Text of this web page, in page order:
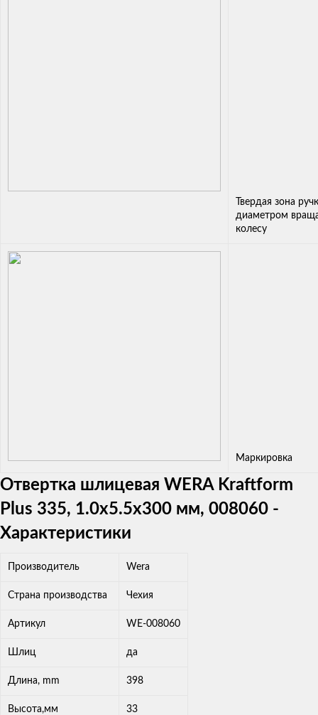
Твердая зона
диаметром
колесу
Маркировка
Отвертка шлицевая WERA Kraftform
Plus 335, 1.0x5.5x300 мм, 008060 -
Характеристики
Производитель Wera
Страна производства Чехия
Артикул WE-008060
Шлиц да
Длина, mm 398
Высота,мм 33